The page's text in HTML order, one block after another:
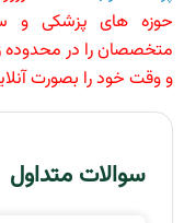
حوزه های پزشکی و
متخصصان را در محدوده
و وقت خود را بصورت
سوالات متداول